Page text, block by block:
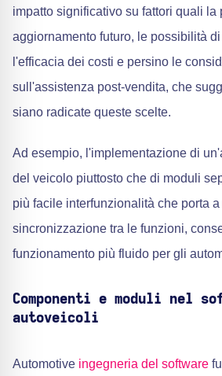
impatto significativo su fattori quali la
aggiornamento futuro, le possibilità
l'efficacia dei costi e persino le
sull'assistenza post-vendita, che
siano radicate queste scelte.
Ad esempio, l'implementazione di
del veicolo piuttosto che di moduli
più facile interfunzionalità che porta
sincronizzazione tra le funzioni,
funzionamento più fluido per gli
Componenti e moduli nel
autoveicoli
Automotive ingegneria del software